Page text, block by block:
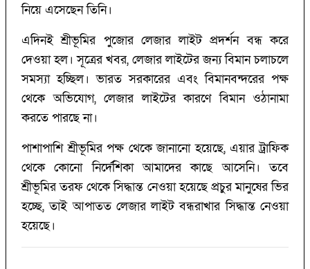
নিয়ে এসেছেন তিনি।
এদিনই শ্রীভূমির পুজোর লেজার লাইট প্রদর্শন বন্ধ করে
দেওয়া হল। সূত্রের খবর, লেজার লাইটের জন্য বিমান চলাচলে
সমস্যা হচ্ছিল। ভারত সরকারের এবং বিমানবন্দরের পক্ষ
থেকে অভিযোগ, লেজার লাইটের কারণে বিমান ওঠানামা
করতে পারছে না।
পাশাপাশি শ্রীভূমির পক্ষ থেকে জানানো হয়েছে, এয়ার ট্রাফিক
থেকে কোনো নির্দেশিকা আমাদের কাছে আসেনি। তবে
শ্রীভূমির তরফ থেকে সিদ্ধান্ত নেওয়া হয়েছে প্রচুর মানুষের ভির
হচ্ছে, তাই আপাতত লেজার লাইট বন্ধরাখার সিদ্ধান্ত নেওয়া
হয়েছে।